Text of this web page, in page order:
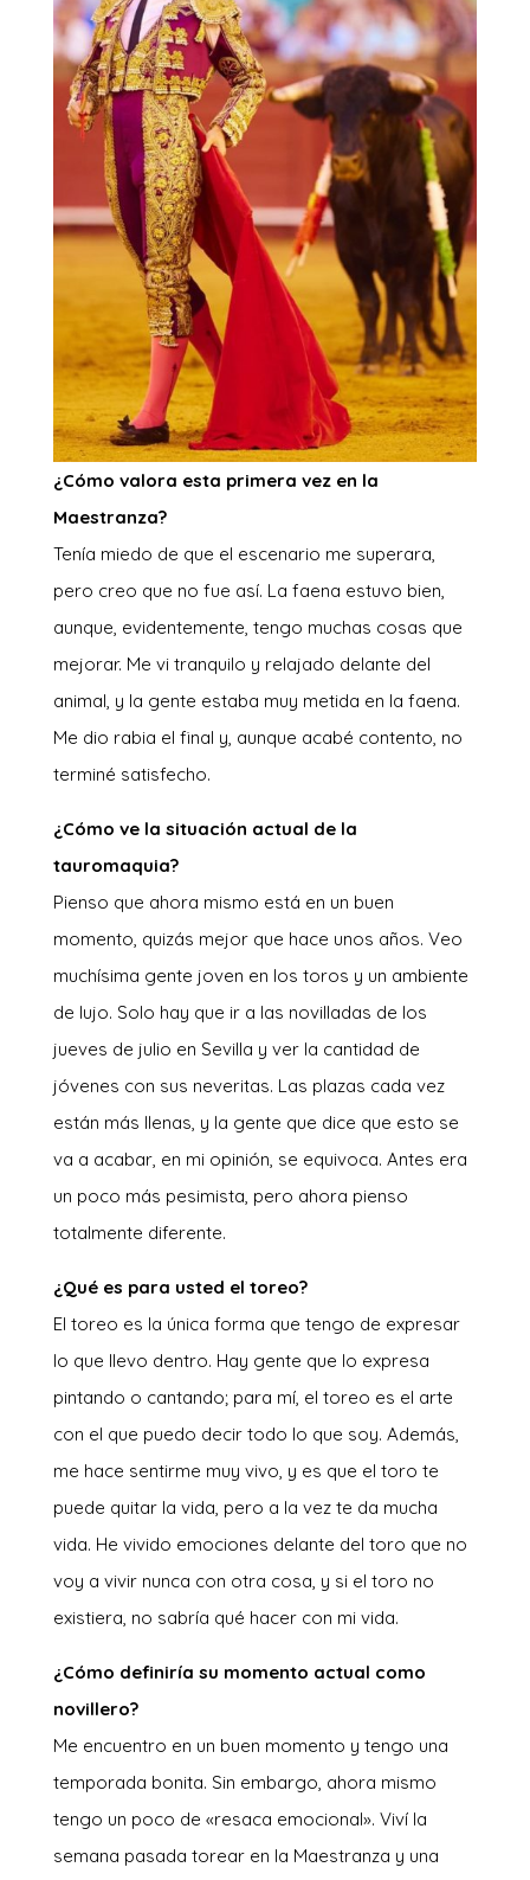
¿Cómo valora esta primera vez en la
Maestranza?
Tenía miedo de que el escenario me superara,
pero creo que no fue así. La faena estuvo bien,
aunque, evidentemente, tengo muchas cosas que
mejorar. Me vi tranquilo y relajado delante del
animal, y la gente estaba muy metida en la faena.
Me dio rabia el final y, aunque acabé contento, no
terminé satisfecho.
¿Cómo ve la situación actual de la
tauromaquia?
Pienso que ahora mismo está en un buen
momento, quizás mejor que hace unos años. Veo
muchísima gente joven en los toros y un ambiente
de lujo. Solo hay que ir a las novilladas de los
jueves de julio en Sevilla y ver la cantidad de
jóvenes con sus neveritas. Las plazas cada vez
están más llenas, y la gente que dice que esto se
va a acabar, en mi opinión, se equivoca. Antes era
un poco más pesimista, pero ahora pienso
totalmente diferente.
¿Qué es para usted el toreo?
El toreo es la única forma que tengo de expresar
lo que llevo dentro. Hay gente que lo expresa
pintando o cantando; para mí, el toreo es el arte
con el que puedo decir todo lo que soy. Además,
me hace sentirme muy vivo, y es que el toro te
puede quitar la vida, pero a la vez te da mucha
vida. He vivido emociones delante del toro que no
voy a vivir nunca con otra cosa, y si el toro no
existiera, no sabría qué hacer con mi vida.
¿Cómo definiría su momento actual como
novillero?
Me encuentro en un buen momento y tengo una
temporada bonita. Sin embargo, ahora mismo
tengo un poco de «resaca emocional». Viví la
semana pasada torear en la Maestranza y una